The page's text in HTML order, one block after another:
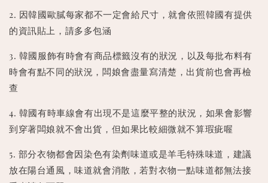
2. 因韓國歐膩每家都不一定會給尺寸，就會依照韓國有提供
的資訊貼上，請多多包涵
3. 韓國服飾有時會有商品標籤沒有的狀況，以及每批布料有
時會有點不同的狀況，闆娘會盡量寫清楚，出貨前也會再檢
查
4. 韓國有時車線會有出現不是這麼平整的狀況，如果會影響
到穿著闆娘就不會出貨，但如果比較細微就不算瑕疵喔
5. 部分衣物都會因染色有染劑味道或是羊毛特殊味道，建議
放在陽台通風，味道就會消散，若對衣物一點味道都無法接